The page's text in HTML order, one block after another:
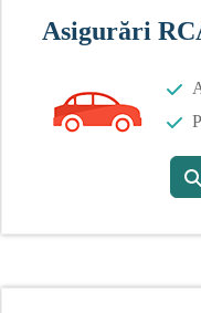
Asigurări